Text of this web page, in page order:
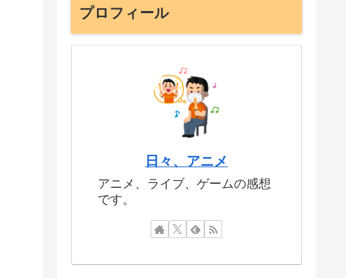
プロフィール
日々、アニメ
アニメ、ライブ、ゲームの感想
です。